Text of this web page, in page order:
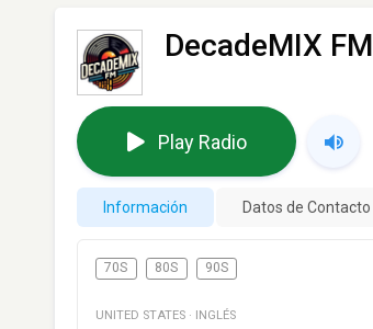
DecadeMIX FM
Play Radio
Información Datos de Contacto
70S 80S 90S
UNITED STATES · INGLÉS